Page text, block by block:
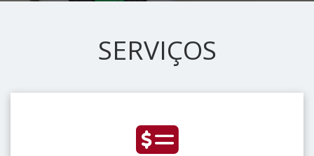
SERVIÇOS